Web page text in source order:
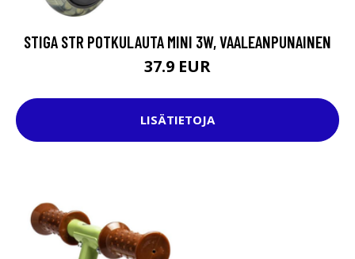
STIGA STR POTKULAUTA MINI 3W, VAALEANPUNAINEN
37.9 EUR
LISÄTIETOJA